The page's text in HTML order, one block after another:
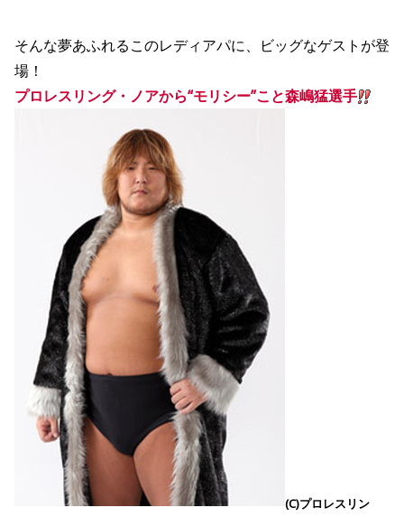
そんな夢あふれるこのレディアパに、ビッグなゲストが登
場！
プロレスリング・ノアから“モリシー”こと森嶋猛選手
(C)プロレスリン